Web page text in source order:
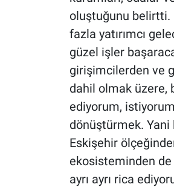
oluştuğunu belirtti.
fazla yatırımcı
güzel işler
girişimcilerden ve
dahil olmak üzere,
ediyorum,
dönüştürmek.
Eskişehir
ekosisteminden
ayrı ayrı rica